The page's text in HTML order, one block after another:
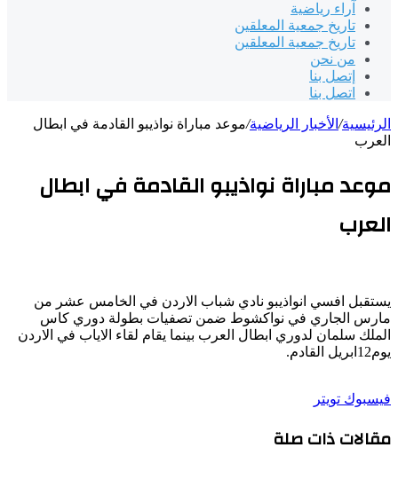
آراء رياضية
تاريخ جمعية المعلقين
تاريخ جمعية المعلقين
من نحن
إتصل بنا
اتصل بنا
الرئيسية/ الأخبار الرياضية/موعد مباراة نواذيبو القادمة في ابطال
العرب
موعد مباراة نواذيبو القادمة في ابطال
العرب
يستقبل افسي انواذيبو نادي شباب الاردن في الخامس عشر من
مارس الجاري في نواكشوط ضمن تصفيات بطولة دوري كاس
الملك سلمان لدوري ابطال العرب بينما يقام لقاء الاياب في الاردن
يوم12ابريل القادم.
فيسبوك تويتر
البريد
مقالات ذات صلة